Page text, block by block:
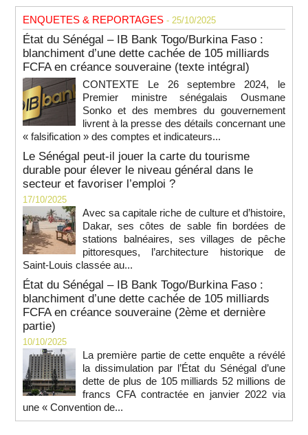
ENQUETES & REPORTAGES - 25/10/2025
État du Sénégal – IB Bank Togo/Burkina Faso :
blanchiment d’une dette cachée de 105 milliards
FCFA en créance souveraine (texte intégral)
CONTEXTE Le 26 septembre 2024, le
Premier ministre sénégalais Ousmane
Sonko et des membres du gouvernement
livrent à la presse des détails concernant une
« falsification » des comptes et indicateurs...
Le Sénégal peut-il jouer la carte du tourisme
durable pour élever le niveau général dans le
secteur et favoriser l’emploi ?
17/10/2025
Avec sa capitale riche de culture et d’histoire,
Dakar, ses côtes de sable fin bordées de
stations balnéaires, ses villages de pêche
pittoresques, l’architecture historique de
Saint-Louis classée au...
État du Sénégal – IB Bank Togo/Burkina Faso :
blanchiment d’une dette cachée de 105 milliards
FCFA en créance souveraine (2ème et dernière
partie)
10/10/2025
La première partie de cette enquête a révélé
la dissimulation par l’État du Sénégal d’une
dette de plus de 105 milliards 52 millions de
francs CFA contractée en janvier 2022 via
une « Convention de...